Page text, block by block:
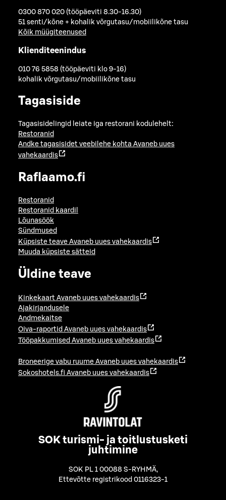
0300 870 020 (tööpäeviti 8.30-16.30)
51 senti/kõne + kohalik võrgutasu/mobiilikõne tasu
Kõik müügiteenused
Klienditeenindus
010 76 5858 (tööpäeviti klo 9-16)
kohalik võrgutasu/mobiilikõne tasu
Tagasiside
Tagasisidelingid leiate iga restorani kodulehelt:
Restoranid
Andke tagasisidet veebilehe kohta Avaneb uues
vahekaardis
Raflaamo.fi
Restoranid
Restoranid kaardil
Lõunasöök
Sündmused
Küpsiste teave Avaneb uues vahekaardis
Muuda küpsiste sätteid
Üldine teave
Kinkekaart Avaneb uues vahekaardis
Ajakirjandusele
Andmekaitse
Oiva-raportid Avaneb uues vahekaardis
Tööpakkumised Avaneb uues vahekaardis
Broneerige vabu ruume Avaneb uues vahekaardis
Sokoshotels.fi Avaneb uues vahekaardis
SOK turismi- ja toitlustusketi
juhtimine
SOK PL 1 00088 S-RYHMÄ,
Ettevõtte registrikood 0116323-1